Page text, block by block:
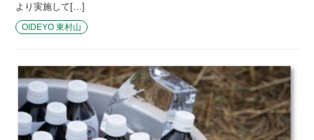
より実施して[…]
OIDEYO 東村山